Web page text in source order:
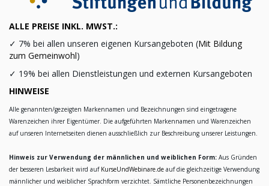
ALLE PREISE INKL. MWST.:
✓ 7% bei allen unseren eigenen Kursangeboten (Mit Bildung
zum Gemeinwohl)
✓ 19% bei allen Dienstleistungen und externen Kursangeboten
HINWEISE
Alle genannten/gezeigten Markennamen und Bezeichnungen sind eingetragene
Warenzeichen ihrer Eigentümer. Die aufgeführten Markennamen und Warenzeichen
auf unseren Internetseiten dienen ausschließlich zur Beschreibung unserer Leistungen.
Hinweis zur Verwendung der männlichen und weiblichen Form: Aus Gründen
der besseren Lesbarkeit wird auf KurseUndWebinare.de auf die gleichzeitige Verwendung
männlicher und weiblicher Sprachform verzichtet. Sämtliche Personenbezeichnungen